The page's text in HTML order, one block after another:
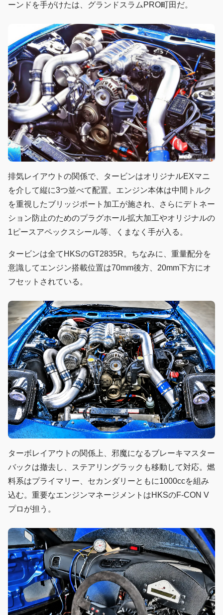
ーンドを手がけたは、グランドスラムPRO町田だ。
排気レイアウトの関係で、タービンはオリジナルEXマニ
を介して縦に3つ並べて配置。エンジン本体は中間トルク
を重視したブリッジポート加工が施され、さらにデトネー
ション防止のためのプラグホール拡大加工やオリジナルの
1ピースアペックスシール等、くまなく手が入る。
タービンは全てHKSのGT2835R。ちなみに、重量配分を
意識してエンジン搭載位置は70mm後方、20mm下方にオ
フセットされている。
ターボレイアウトの関係上、邪魔になるブレーキマスター
バックは撤去し、ステアリングラックも移動して対応。燃
料系はプライマリー、セカンダリーともに1000ccを組み
込む。重要なエンジンマネージメントはHKSのF-CON V
プロが担う。